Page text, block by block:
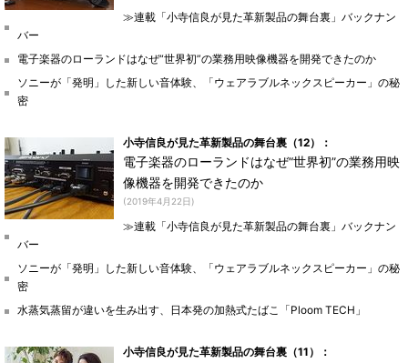
≫連載「小寺信良が見た革新製品の舞台裏」バックナン
バー
電子楽器のローランドはなぜ“世界初”の業務用映像機器を開発できたのか
ソニーが「発明」した新しい音体験、「ウェアラブルネックスピーカー」の秘
密
小寺信良が見た革新製品の舞台裏（12）：
電子楽器のローランドはなぜ“世界初”の業務用映
像機器を開発できたのか
(2019年4月22日)
≫連載「小寺信良が見た革新製品の舞台裏」バックナン
バー
ソニーが「発明」した新しい音体験、「ウェアラブルネックスピーカー」の秘
密
水蒸気蒸留が違いを生み出す、日本発の加熱式たばこ「Ploom TECH」
小寺信良が見た革新製品の舞台裏（11）：